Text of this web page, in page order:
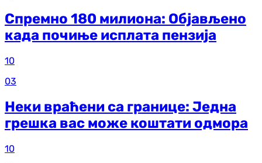
Спремно 180 милиона: Објављено
када почиње исплата пензија
10
03
Неки враћени са границе: Једна
грешка вас може коштати одмора
10